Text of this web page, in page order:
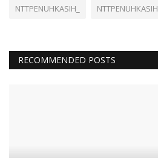
NTTPENUHKASIH_ NTTPENUHKASIH
RECOMMENDED POSTS